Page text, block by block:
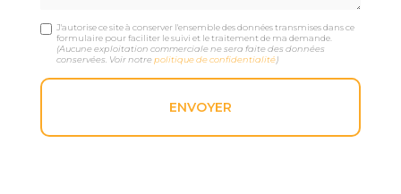
J'autorise ce site à conserver l'ensemble des données transmises dans ce
formulaire pour faciliter le suivi et le traitement de ma demande.
(Aucune exploitation commerciale ne sera faite des données
conservées. Voir notrepolitique de confidentialité)